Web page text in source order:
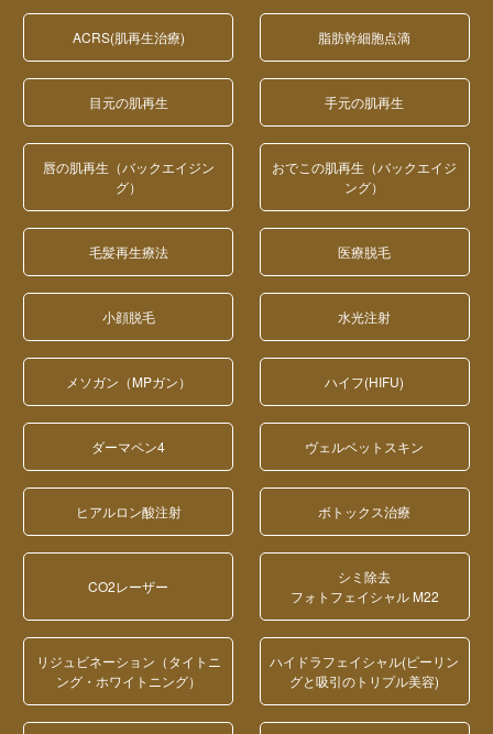
ACRS(肌再生治療) 脂肪幹細胞点滴
目元の肌再生 手元の肌再生
唇の肌再生（バックエイジン
グ）
おでこの肌再生（バックエイジ
ング）
毛髪再生療法 医療脱毛
小顔脱毛 水光注射
メソガン（MPガン） ハイフ(HIFU)
ダーマペン4 ヴェルベットスキン
ヒアルロン酸注射 ボトックス治療
CO2レーザー
シミ除去
フォトフェイシャル M22
リジュビネーション（タイトニ
ング・ホワイトニング）
ハイドラフェイシャル(ピーリン
グと吸引のトリプル美容)